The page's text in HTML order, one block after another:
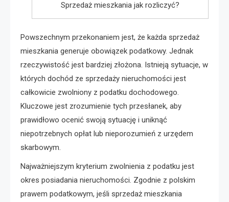
Sprzedaż mieszkania jak rozliczyć?
Powszechnym przekonaniem jest, że każda sprzedaż
mieszkania generuje obowiązek podatkowy. Jednak
rzeczywistość jest bardziej złożona. Istnieją sytuacje, w
których dochód ze sprzedaży nieruchomości jest
całkowicie zwolniony z podatku dochodowego.
Kluczowe jest zrozumienie tych przesłanek, aby
prawidłowo ocenić swoją sytuację i uniknąć
niepotrzebnych opłat lub nieporozumień z urzędem
skarbowym.
Najważniejszym kryterium zwolnienia z podatku jest
okres posiadania nieruchomości. Zgodnie z polskim
prawem podatkowym, jeśli sprzedaż mieszkania